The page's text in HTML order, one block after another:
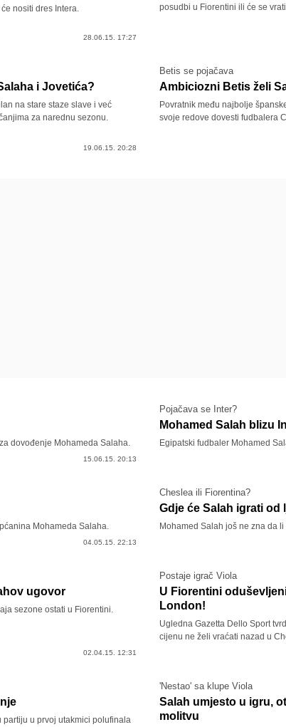
nositi dres Intera.
28.06.15. 17:27
posudbi u Fiorentini ili će se
i Jovetića?
na stare staze slave i već
za narednu sezonu.
19.06.15. 20:28
Betis se pojačava
Ambiciozni Betis želi
Povratnik među najbolje
svoje redove dovesti fudbalera
dovođenje Mohameda Salaha.
15.06.15. 20:13
Pojačava se Inter?
Mohamed Salah blizu
Egipatski fudbaler Mohamed
Mohameda Salaha.
04.05.15. 22:13
Cheslea ili Fiorentina?
Gdje će Salah igrati od
Mohamed Salah još ne zna da
ugovor
sezone ostati u Fiorentini.
02.04.15. 12:31
Postaje igrač Viola
U Fiorentini
London!
Ugledna Gazetta Dello Sport
cijenu ne želi vraćati nazad u
partiju u prvoj utakmici polufinala
'Nestao' sa klupe Viola
Salah umjesto u igru,
molitvu